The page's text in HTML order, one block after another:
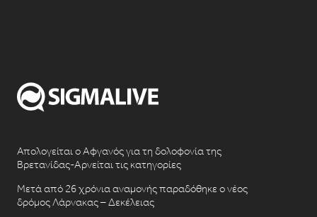
Απολογείται ο Αφγανός για τη δολοφονία της
Βρετανίδας-Αρνείται τις κατηγορίες
Μετά από 26 χρόνια αναμονής παραδόθηκε ο νέος
δρόμος Λάρνακας – Δεκέλειας